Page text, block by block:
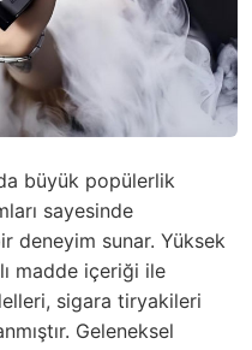
büyük popülerlik
sayesinde
deneyim sunar. Yüksek
madde içeriği ile
sigara tiryakileri
Geleneksel